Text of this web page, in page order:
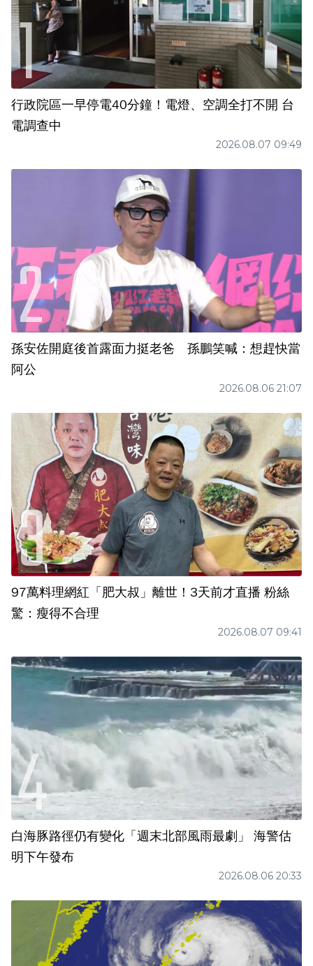
行政院區一早停電40分鐘！電燈、空調全打不開 台
電調查中
2026.08.07 09:49
孫安佐開庭後首露面力挺老爸 孫鵬笑喊：想趕快當
阿公
2026.08.06 21:07
97萬料理網紅「肥大叔」離世！3天前才直播 粉絲
驚：瘦得不合理
2026.08.07 09:41
白海豚路徑仍有變化「週末北部風雨最劇」 海警估
明下午發布
2026.08.06 20:33